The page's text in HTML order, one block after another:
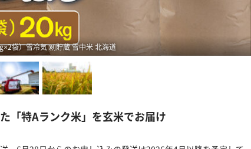
袋）雪冷気 籾貯蔵 雪中米 北海道
「特Aランク米」を玄米でお届け